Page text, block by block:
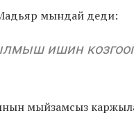
мындай деди:
ишин
мыйзамсыз